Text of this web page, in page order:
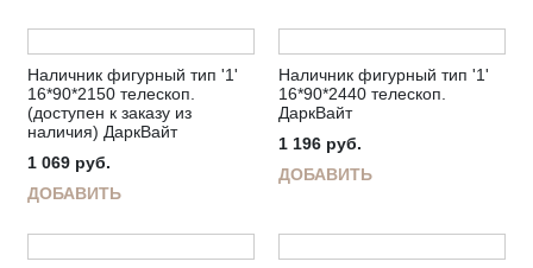
Наличник фигурный тип '1'
16*90*2150 телескоп.
(доступен к заказу из
наличия) ДаркВайт
1 069 руб.
ДОБАВИТЬ
Наличник фигурный тип '1'
16*90*2440 телескоп.
ДаркВайт
1 196 руб.
ДОБАВИТЬ